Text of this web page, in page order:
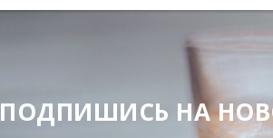
ПОДПИШИСЬ НА